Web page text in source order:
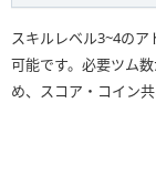
スキルレベル3~4のア
可能です。必要ツム
め、スコア・コイン